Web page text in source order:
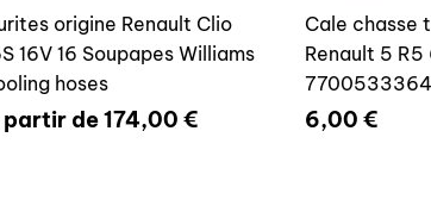
origine Renault Clio
16V 16 Soupapes Williams
hoses
partir de174,00 €
promotionnel
Cale chasse
Renault 5
7700533364
Prix
6,00 €